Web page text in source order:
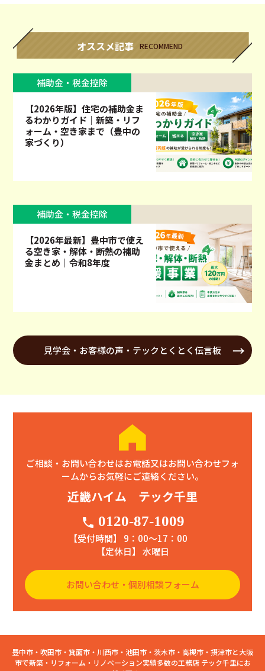
オススメ記事 RECOMMEND
補助金・税金控除
【2026年版】住宅の補助金ま
るわかりガイド｜新築・リフ
ォーム・空き家まで（豊中の
家づくり）
補助金・税金控除
【2026年最新】豊中市で使え
る空き家・解体・断熱の補助
金まとめ｜令和8年度
見学会・お客様の声・テックとくとく伝言板
ご相談・お問い合わせはお電話又はお問い合わせフォ
ームからお気軽にご連絡ください。
近畿ハイム テック千里
phone 0120-87-1009
【受付時間】 9：00〜17：00
【定休日】 水曜日
お問い合わせ・個別相談フォーム
豊中市・吹田市・箕面市・川西市・池田市・茨木市・高槻市・摂津市と大阪
市で新築・リフォーム・リノベーション実績多数の工務店 テック千里にお